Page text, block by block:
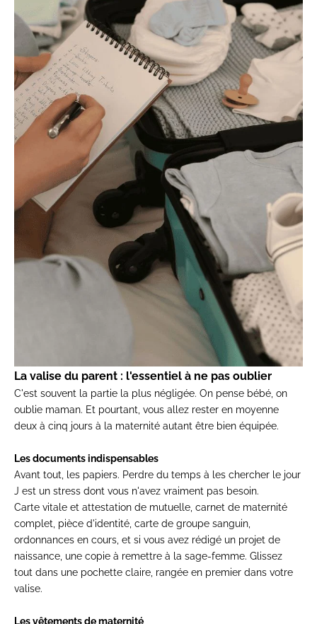
La valise du parent : l'essentiel à ne pas oublier
C'est souvent la partie la plus négligée. On pense bébé, on
oublie maman. Et pourtant, vous allez rester en moyenne
deux à cinq jours à la maternité autant être bien équipée.
Les documents indispensables
Avant tout, les papiers. Perdre du temps à les chercher le jour
J est un stress dont vous n'avez vraiment pas besoin.
Carte vitale et attestation de mutuelle, carnet de maternité
complet, pièce d'identité, carte de groupe sanguin,
ordonnances en cours, et si vous avez rédigé un projet de
naissance, une copie à remettre à la sage-femme. Glissez
tout dans une pochette claire, rangée en premier dans votre
valise.
Les vêtements de maternité